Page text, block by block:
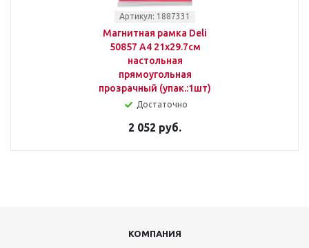
Артикул: 1887331
Магнитная рамка Deli
50857 A4 21х29.7см
настольная
прямоугольная
прозрачный (упак.:1шт)
Достаточно
2 052 руб.
КОМПАНИЯ